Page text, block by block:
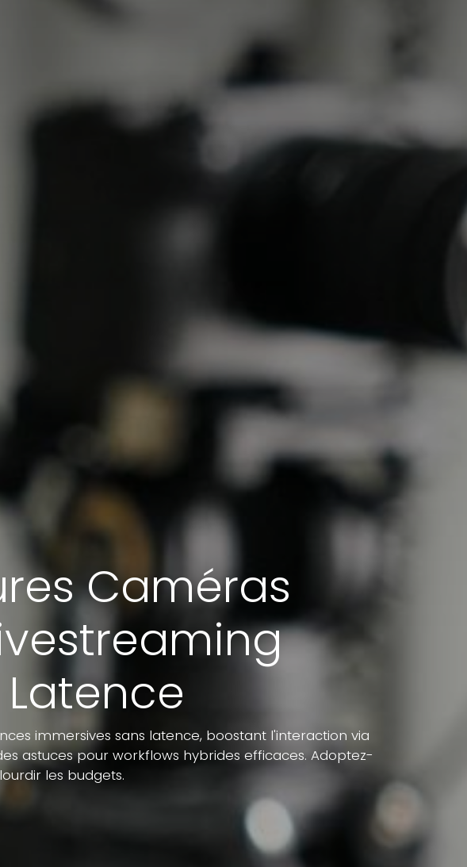
Caméras
immersives sans latence, boostant l'interaction via
astuces pour workflows hybrides efficaces. Adoptez-
les budgets.